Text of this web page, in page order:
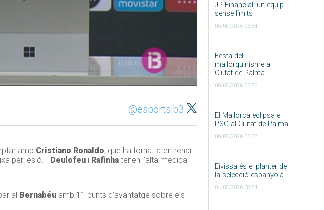
JP Financial, un equip
sense límits
06/08/2026 05:54
Festa del
mallorquinisme al
Ciutat de Palma
06/08/2026 05:50
El Mallorca eclipsa el
PSG al Ciutat de Palma
06/08/2026 05:36
Eivissa és el planter de
la selecció espanyola
04/08/2026 08:24
@esportsib3
amb Cristiano Ronaldo, que ha tornat a entrenar
per lesió. I Deulofeu i Rafinha tenen l’alta mèdica
al Bernabéu amb 11 punts d’avantatge sobre els